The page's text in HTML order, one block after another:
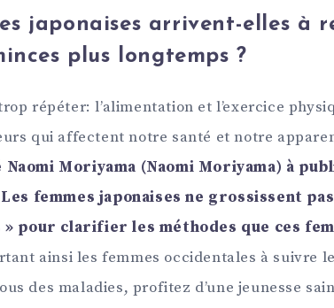
japonaises arrivent-elles à
plus longtemps ?
répéter: l’alimentation et l’exercice
qui affectent notre santé et notre
Naomi Moriyama (Naomi Moriyama) à
femmes japonaises ne grossissent pas
pour clarifier les méthodes que ces
ainsi les femmes occidentales à suivre
des maladies, profitez d’une jeunesse